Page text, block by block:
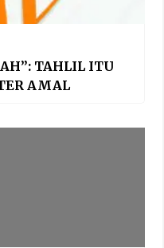
TAHLIL ITU
AMAL